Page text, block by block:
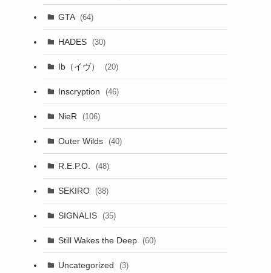
GTA (64)
HADES (30)
Ib（イヴ） (20)
Inscryption (46)
NieR (106)
Outer Wilds (40)
R.E.P.O. (48)
SEKIRO (38)
SIGNALIS (35)
Still Wakes the Deep (60)
Uncategorized (3)